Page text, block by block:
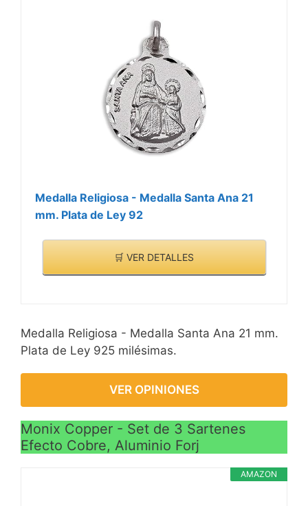
Medalla Religiosa - Medalla Santa Ana 21
mm. Plata de Ley 92
🛒 VER DETALLES
Medalla Religiosa - Medalla Santa Ana 21 mm.
Plata de Ley 925 milésimas.
VER OPINIONES
Monix Copper - Set de 3 Sartenes
Efecto Cobre, Aluminio Forj
AMAZON